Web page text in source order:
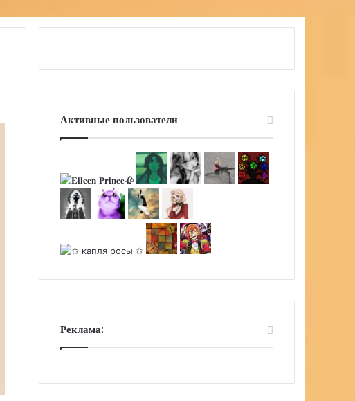
Активные пользователи
Реклама: